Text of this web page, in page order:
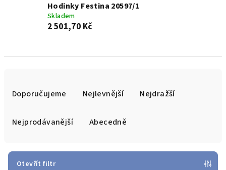
Hodinky Festina 20597/1
Skladem
2 501,70 Kč
Doporučujeme Nejlevnější Nejdražší
Nejprodávanější Abecedně
Otevřít filtr